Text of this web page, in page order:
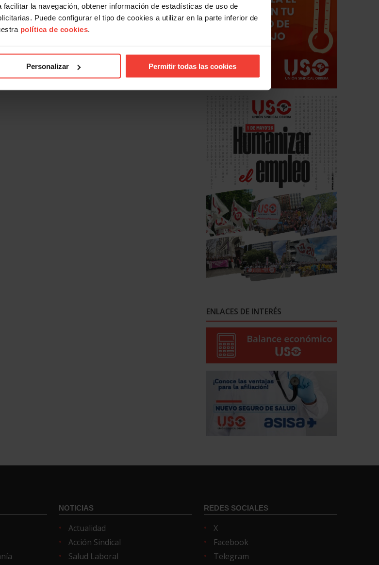
la navegación, obtener información de estadísticas de uso de
Puede configurar el tipo de cookies a utilizar en la parte inferior de
política de cookies.
Personalizar Permitir todas las cookies
ENLACES DE INTERÉS
NOTICIAS
Actualidad
Acción Sindical
Salud Laboral
REDES SOCIALES
X
Facebook
Telegram